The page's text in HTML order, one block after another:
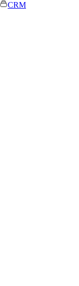
CRM